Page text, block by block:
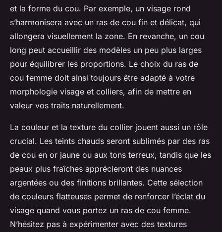
et la forme du cou. Par exemple, un visage rond
s’harmonisera avec un ras de cou fin et délicat, qui
allongera visuellement la zone. En revanche, un cou
long peut accueillir des modèles un peu plus larges
pour équilibrer les proportions. Le choix du ras de
cou femme doit ainsi toujours être adapté à votre
morphologie visage et colliers, afin de mettre en
valeur vos traits naturellement.
La couleur et la texture du collier jouent aussi un rôle
crucial. Les teints chauds seront sublimés par des ras
de cou en or jaune ou aux tons terreux, tandis que les
peaux plus fraîches apprécieront des nuances
argentées ou des finitions brillantes. Cette sélection
de couleurs flatteuses permet de renforcer l’éclat du
visage quand vous portez un ras de cou femme.
N’hésitez pas à expérimenter avec des textures